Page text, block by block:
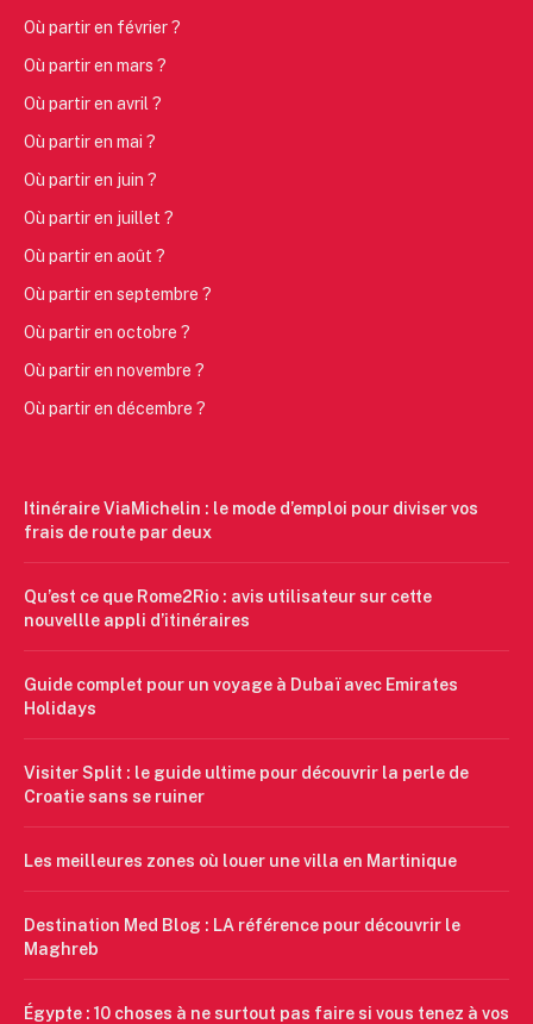
Où partir en février ?
Où partir en mars ?
Où partir en avril ?
Où partir en mai ?
Où partir en juin ?
Où partir en juillet ?
Où partir en août ?
Où partir en septembre ?
Où partir en octobre ?
Où partir en novembre ?
Où partir en décembre ?
Itinéraire ViaMichelin : le mode d’emploi pour diviser vos
frais de route par deux
Qu’est ce que Rome2Rio : avis utilisateur sur cette
nouvellle appli d’itinéraires
Guide complet pour un voyage à Dubaï avec Emirates
Holidays
Visiter Split : le guide ultime pour découvrir la perle de
Croatie sans se ruiner
Les meilleures zones où louer une villa en Martinique
Destination Med Blog : LA référence pour découvrir le
Maghreb
Égypte : 10 choses à ne surtout pas faire si vous tenez à vos